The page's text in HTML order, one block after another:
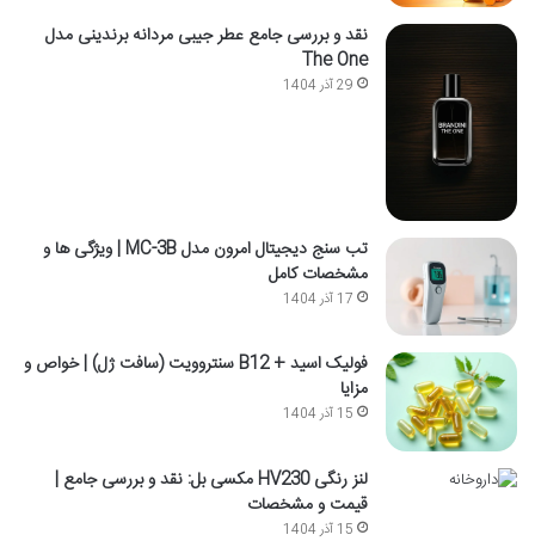
نقد و بررسی جامع عطر جیبی مردانه برندینی مدل
The One
29 آذر 1404
تب سنج دیجیتال امرون مدل MC-3B | ویژگی ها و
مشخصات کامل
17 آذر 1404
فولیک اسید + B12 سنتروویت (سافت ژل) | خواص و
مزایا
15 آذر 1404
لنز رنگی HV230 مکسی بل: نقد و بررسی جامع |
قیمت و مشخصات
15 آذر 1404